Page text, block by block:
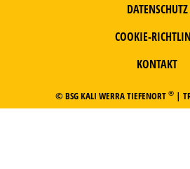
DATENSCHUTZ
COOKIE-
KONTAKT
© BSG KALI WERRA TIEFENORT ® |